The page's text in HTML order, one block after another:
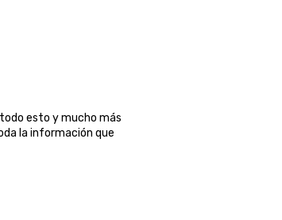
esto y mucho más
la información que